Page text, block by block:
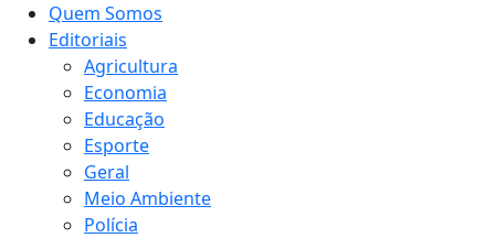
Quem Somos
Editoriais
Agricultura
Economia
Educação
Esporte
Geral
Meio Ambiente
Polícia